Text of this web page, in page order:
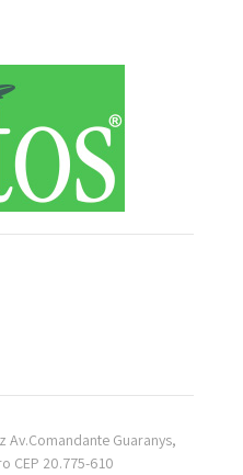
Av.Comandante Guaranys,
CEP 20.775-610